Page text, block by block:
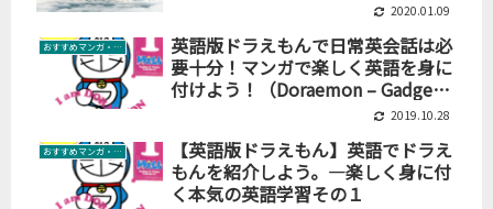
2020.01.09
おすすめマンガ・絵本
英語版ドラえもんで日常英会話は必
要十分！マンガで楽しく英語を身に
付けよう！（Doraemon – Gadget
Cat from the Futureシリーズ）
2019.10.28
おすすめマンガ・絵本
【英語版ドラえもん】英語でドラえ
もんを紹介しよう。―楽しく身に付
く本気の英語学習その１